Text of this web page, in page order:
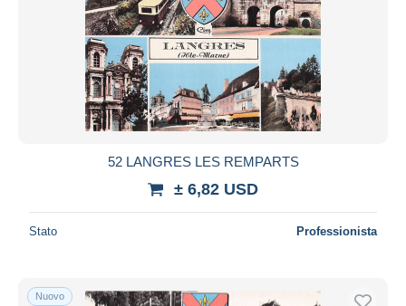
52 LANGRES LES REMPARTS
± 6,82 USD
Stato Professionista
Nuovo